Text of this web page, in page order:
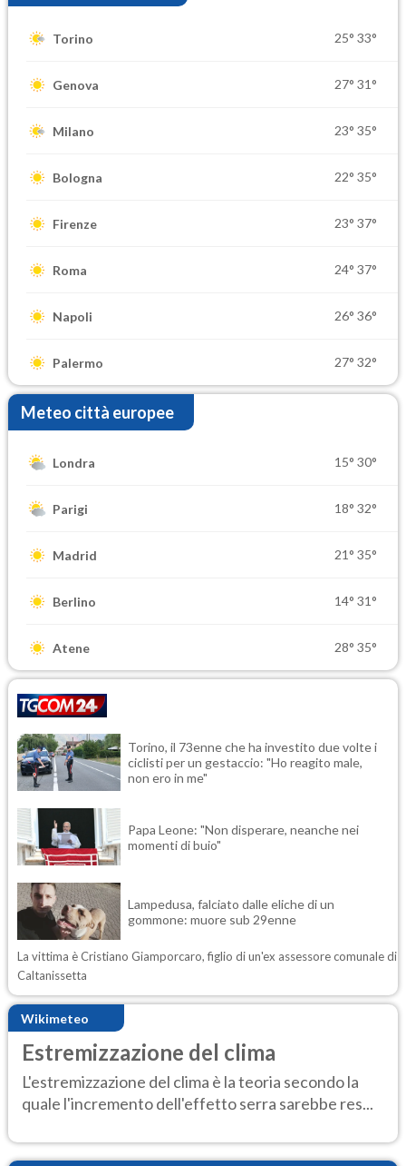
Torino 25° 33°
Genova 27° 31°
Milano 23° 35°
Bologna 22° 35°
Firenze 23° 37°
Roma 24° 37°
Napoli 26° 36°
Palermo 27° 32°
Meteo città europee
Londra 15° 30°
Parigi 18° 32°
Madrid 21° 35°
Berlino 14° 31°
Atene 28° 35°
Torino, il 73enne che ha investito due volte i
ciclisti per un gestaccio: "Ho reagito male,
non ero in me"
Papa Leone: "Non disperare, neanche nei
momenti di buio"
Lampedusa, falciato dalle eliche di un
gommone: muore sub 29enne
La vittima è Cristiano Giamporcaro, figlio di un'ex assessore comunale di
Caltanissetta
Wikimeteo
Estremizzazione del clima
L'estremizzazione del clima è la teoria secondo la
quale l'incremento dell'effetto serra sarebbe res...